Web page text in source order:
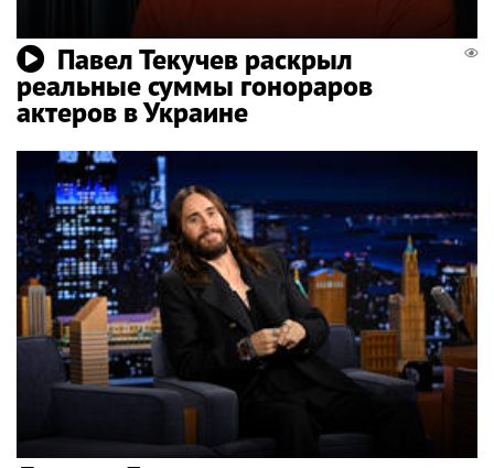
Павел Текучев раскрыл
реальные суммы гонораров
актеров в Украине